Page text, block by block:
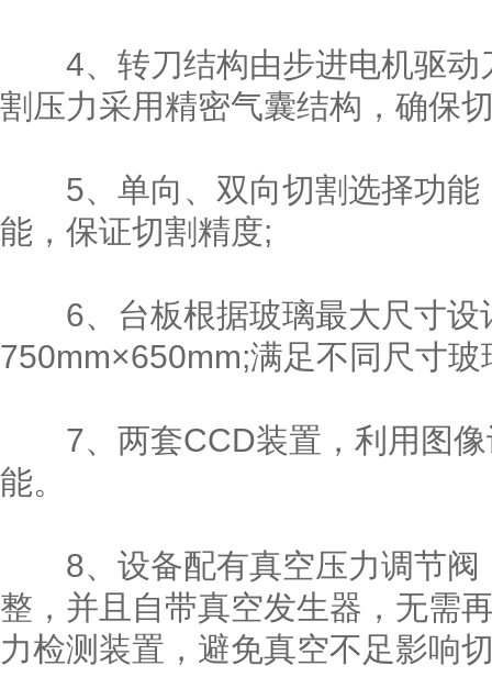
4、转刀结构由步进电机驱动
割压力采用精密气囊结构，确保
5、单向、双向切割选择功能
能，保证切割精度;
6、台板根据玻璃最大尺寸设
750mm×650mm;满足不同尺寸玻
7、两套CCD装置，利用图像
能。
8、设备配有真空压力调节阀
整，并且自带真空发生器，无需
力检测装置，避免真空不足影响